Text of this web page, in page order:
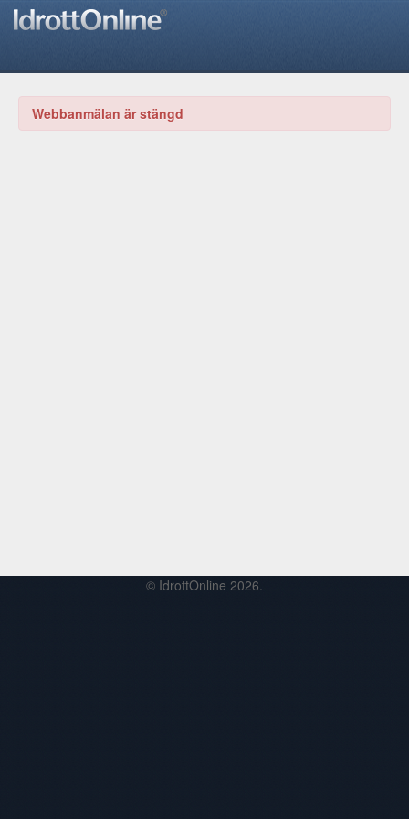
Webbanmälan är stängd
© IdrottOnline 2026.